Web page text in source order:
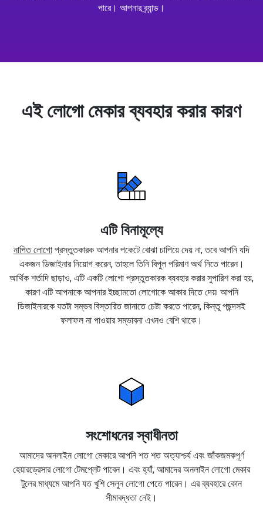
পারে। আপনার ব্র্যান্ড।
এই লোগো মেকার ব্যবহার করার কারণ
এটি বিনামূল্যে
নাপিত লোগো প্রস্তুতকারক আপনার পকেটে বোঝা চাপিয়ে দেয় না, তবে আপনি যদি
একজন ডিজাইনার নিয়োগ করেন, তাহলে তিনি বিপুল পরিমাণ অর্থ নিতে পারেন।
আর্থিক শর্তাদি ছাড়াও, এটি একটি লোগো প্রস্তুতকারক ব্যবহার করার সুপারিশ করা হয়,
কারণ এটি আপনাকে আপনার ইচ্ছামতো লোগোকে আকার দিতে দেয়৷ আপনি
ডিজাইনারকে যতটা সম্ভব বিস্তারিত জানাতে চেষ্টা করতে পারেন, কিন্তু পছন্দসই
ফলাফল না পাওয়ার সম্ভাবনা এখনও বেশি থাকে।
সংশোধনের স্বাধীনতা
আমাদের অনলাইন লোগো মেকারে আপনি শত শত অত্যাশ্চর্য এবং জাঁকজমকপূর্ণ
হেয়ারড্রেসার লোগো টেমপ্লেট পাবেন। এবং হ্যাঁ, আমাদের অনলাইন লোগো মেকার
টুলের মাধ্যমে আপনি যত খুশি সেলুন লোগো পেতে পারেন। এর ব্যবহারে কোন
সীমাবদ্ধতা নেই।